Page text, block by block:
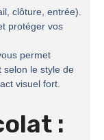
clôture, entrée).
protéger vos
permet
selon le style de
visuel fort.
: